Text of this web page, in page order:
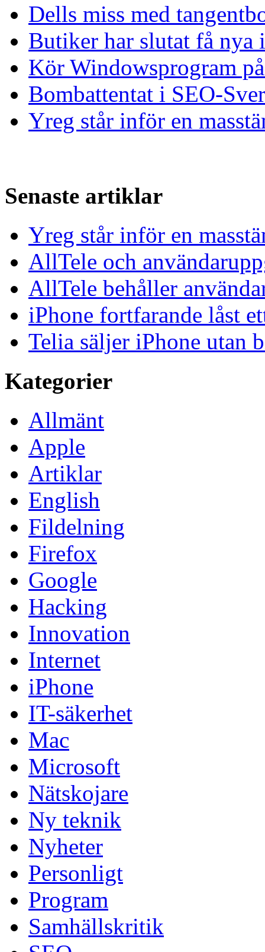
Dells miss med
Butiker har slutat få nya
Kör Windowsprogram
Bombattentat i SEO-
Yreg står inför en
Senaste artiklar
Yreg står inför en
AllTele och
AllTele behåller
iPhone fortfarande låst
Telia säljer iPhone utan
Kategorier
Allmänt
Apple
Artiklar
English
Fildelning
Firefox
Google
Hacking
Innovation
Internet
iPhone
IT-säkerhet
Mac
Microsoft
Nätskojare
Ny teknik
Nyheter
Personligt
Program
Samhällskritik